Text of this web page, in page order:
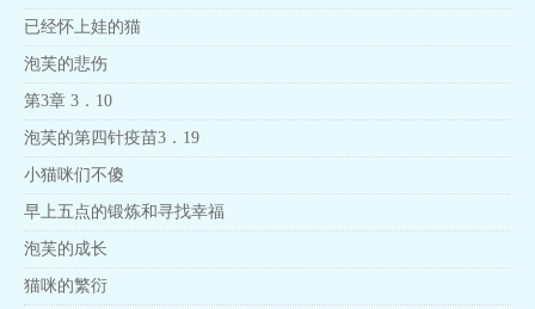
已经怀上娃的猫
泡芙的悲伤
第3章 3．10
泡芙的第四针疫苗3．19
小猫咪们不傻
早上五点的锻炼和寻找幸福
泡芙的成长
猫咪的繁衍